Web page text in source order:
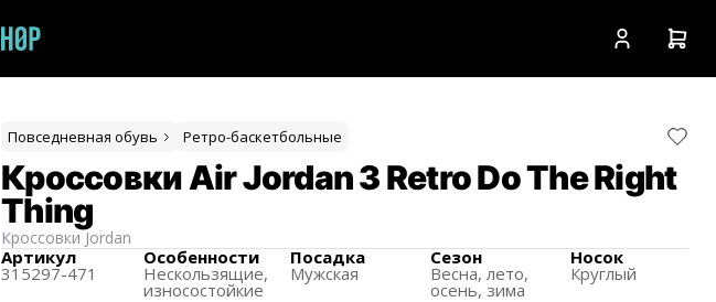
Повседневная обувь Ретро-баскетбольные
Кроссовки Air Jordan 3 Retro Do The Right
Thing
КроссовкиJordan
Артикул
315297-471
Особенности
Нескользящиe,
износостойкие
Посадка
Мужская
Сезон
Весна, лето,
осень, зима
Носок
Круглый